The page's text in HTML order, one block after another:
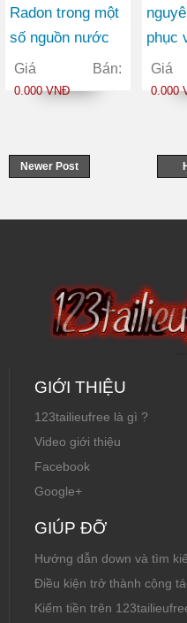
Radon trong một
số nguồn nước
suối tự nhiên
Giá Bán:
0.000 VNĐ
phục
triển
thành
0.000
Newer Post
GIỚI THIỆU
123tailieufree là gì ?
Video giới thiệu
Facebook
Google+
GIÚP ĐỠ
Hướng dẫn down và tìm
Điều kiện trở thành cộng
Kiếm tiền trên